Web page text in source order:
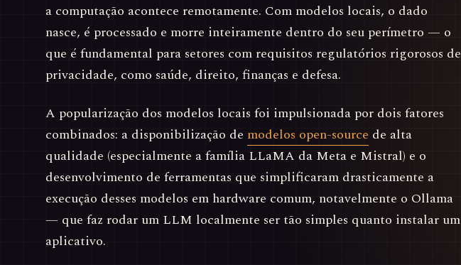
a computação acontece remotamente. Com modelos locais, o dado
nasce, é processado e morre inteiramente dentro do seu perímetro — o
que é fundamental para setores com requisitos regulatórios rigorosos de
privacidade, como saúde, direito, finanças e defesa.
A popularização dos modelos locais foi impulsionada por dois fatores
combinados: a disponibilização de modelos open-source de alta
qualidade (especialmente a família LLaMA da Meta e Mistral) e o
desenvolvimento de ferramentas que simplificaram drasticamente a
execução desses modelos em hardware comum, notavelmente o Ollama
— que faz rodar um LLM localmente ser tão simples quanto instalar um
aplicativo.